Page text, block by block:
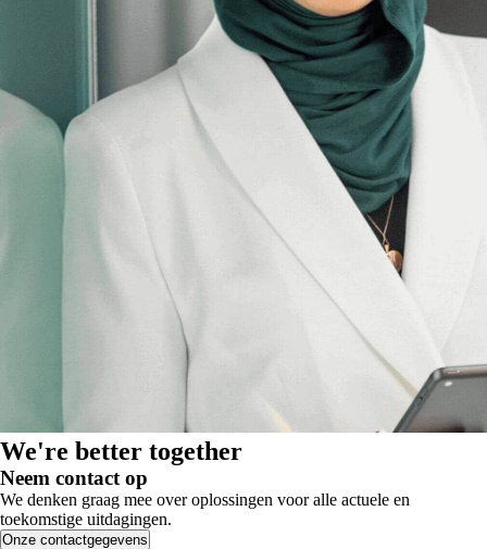
We're better together
Neem contact op
We denken graag mee over oplossingen voor alle actuele en
toekomstige uitdagingen.
Onze contactgegevens